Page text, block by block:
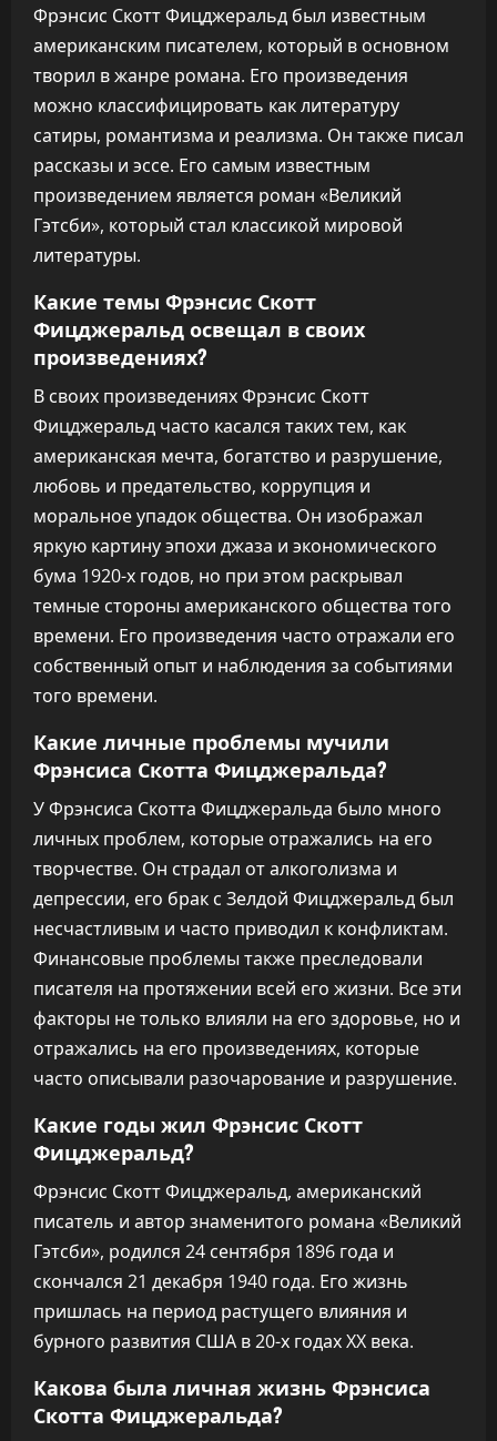
Фрэнсис Скотт Фицджеральд был известным
американским писателем, который в основном
творил в жанре романа. Его произведения
можно классифицировать как литературу
сатиры, романтизма и реализма. Он также писал
рассказы и эссе. Его самым известным
произведением является роман «Великий
Гэтсби», который стал классикой мировой
литературы.
Какие темы Фрэнсис Скотт
Фицджеральд освещал в своих
произведениях?
В своих произведениях Фрэнсис Скотт
Фицджеральд часто касался таких тем, как
американская мечта, богатство и разрушение,
любовь и предательство, коррупция и
моральное упадок общества. Он изображал
яркую картину эпохи джаза и экономического
бума 1920-х годов, но при этом раскрывал
темные стороны американского общества того
времени. Его произведения часто отражали его
собственный опыт и наблюдения за событиями
того времени.
Какие личные проблемы мучили
Фрэнсиса Скотта Фицджеральда?
У Фрэнсиса Скотта Фицджеральда было много
личных проблем, которые отражались на его
творчестве. Он страдал от алкоголизма и
депрессии, его брак с Зелдой Фицджеральд был
несчастливым и часто приводил к конфликтам.
Финансовые проблемы также преследовали
писателя на протяжении всей его жизни. Все эти
факторы не только влияли на его здоровье, но и
отражались на его произведениях, которые
часто описывали разочарование и разрушение.
Какие годы жил Фрэнсис Скотт
Фицджеральд?
Фрэнсис Скотт Фицджеральд, американский
писатель и автор знаменитого романа «Великий
Гэтсби», родился 24 сентября 1896 года и
скончался 21 декабря 1940 года. Его жизнь
пришлась на период растущего влияния и
бурного развития США в 20-х годах XX века.
Какова была личная жизнь Фрэнсиса
Скотта Фицджеральда?